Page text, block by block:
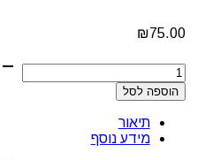
₪75.00
כמות
של
מוס
חזק
הוספה לסל
תיאור
מידע נוסף